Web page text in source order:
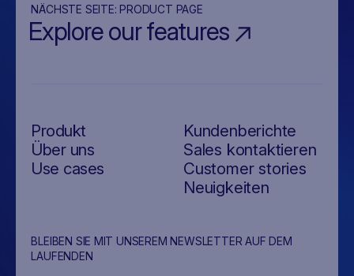
NÄCHSTE SEITE: PRODUCT PAGE
Explore our features
BLEIBEN SIE MIT UNSEREM NEWSLETTER AUF DEM
LAUFENDEN
Produkt
Über uns
Use cases
Kundenberichte
Sales kontaktieren
Customer stories
Neuigkeiten